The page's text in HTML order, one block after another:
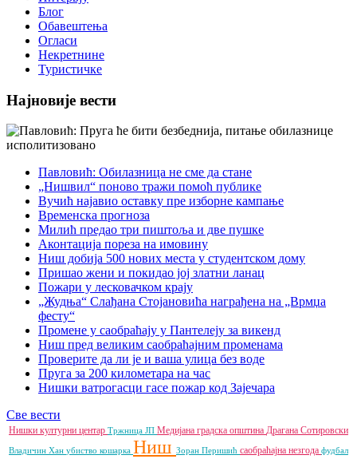
Блог
Обавештења
Огласи
Некретнине
Туристичке
Најновије вести
Павловић: Обилазница не сме да стане
„Нишвил“ поново тражи помоћ публике
Вучић најавио оставку пре изборне кампање
Временска прогноза
Милић предао три пиштоља и две пушке
Аконтација пореза на имовину
Ниш добија 500 нових места у студентском дому
Пришао жени и покидао јој златни ланац
Пожари у лесковачком крају
„Жудња“ Слађана Стојановића награђена на „Врмџа
фесту“
Промене у саобраћају у Пантелеју за викенд
Ниш пред великим саобраћајним променама
Проверите да ли је и ваша улица без воде
Пруга за 200 километара на час
Нишки ватрогасци гасе пожар код Зајечара
Све вести
Нишки културни центар Тржница ЈП Медијана градска општина Драгана Сотировски
Владичин Хан убиство кошарка Ниш Зоран Перишић саобраћајна незгода фудбал